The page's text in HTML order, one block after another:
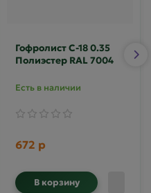
Гофролист С-18 0.35
Полиэстер RAL 7004
Есть в наличии
672 р
В корзину